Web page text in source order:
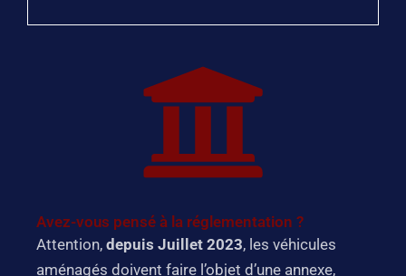
Avez-vous pensé à la réglementation ?
Attention, depuis Juillet 2023, les véhicules
aménagés doivent faire l’objet d’une annexe,